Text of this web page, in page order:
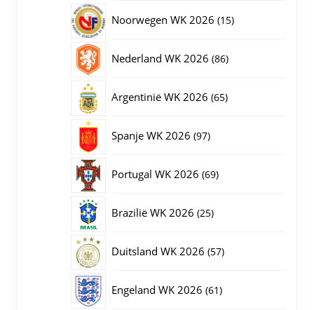
Noorwegen WK 2026 1515
Nederland WK 2026 8686
Argentinië WK 2026 6565
Spanje WK 2026 9797
Portugal WK 2026 6969
Brazilië WK 2026 2525
Duitsland WK 2026 5757
Engeland WK 2026 6161